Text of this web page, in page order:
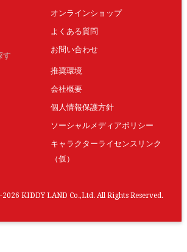
す
オンラインショップ
よくある質問
お問い合わせ
推奨環境
会社概要
個人情報保護方針
ソーシャルメディアポリシー
キャラクターライセンスリンク
（仮）
KIDDY LAND Co.,Ltd. All Rights Reserved.